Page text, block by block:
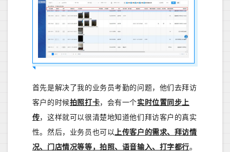
首先是解决了我的业务员考勤的问题，他们去拜访
客户的时候拍照打卡，会有一个实时位置同步上
传，这样就可以很清楚地知道他们拜访客户的真实
性。然后，业务员也可以上传客户的需求、拜访情
况、门店情况等等，拍照、语音输入、打字都行。